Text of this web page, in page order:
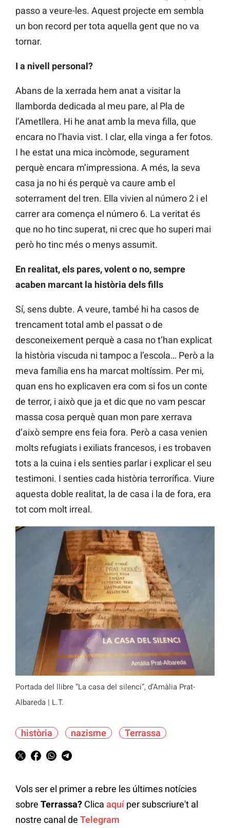
passo a veure-les. Aquest projecte em sembla
un bon record per tota aquella gent que no va
tornar.
I a nivell personal?
Abans de la xerrada hem anat a visitar la
llamborda dedicada al meu pare, al Pla de
l’Ametllera. Hi he anat amb la meva filla, que
encara no l’havia vist. I clar, ella vinga a fer fotos.
I he estat una mica incòmode, segurament
perquè encara m’impressiona. A més, la seva
casa ja no hi és perquè va caure amb el
soterrament del tren. Ella vivien al número 2 i el
carrer ara comença el número 6. La veritat és
que no ho tinc superat, ni crec que ho superi mai
però ho tinc més o menys assumit.
En realitat, els pares, volent o no, sempre
acaben marcant la història dels fills
Sí, sens dubte. A veure, també hi ha casos de
trencament total amb el passat o de
desconeixement perquè a casa no t’han explicat
la història viscuda ni tampoc a l’escola… Però a la
meva família ens ha marcat moltíssim. Per mi,
quan ens ho explicaven era com si fos un conte
de terror, i això que ja et dic que no vam pescar
massa cosa perquè quan mon pare xerrava
d’això sempre ens feia fora. Però a casa venien
molts refugiats i exiliats francesos, i es trobaven
tots a la cuina i els senties parlar i explicar el seu
testimoni. I senties cada història terrorífica. Viure
aquesta doble realitat, la de casa i la de fora, era
tot com molt irreal.
Portada del llibre “La casa del silenci”, d’Amàlia Prat-
Albareda | L.T.
història nazisme Terrassa
Vols ser el primer a rebre les últimes notícies
sobre Terrassa? Clica aquí per subscriure't al
nostre canal de Telegram